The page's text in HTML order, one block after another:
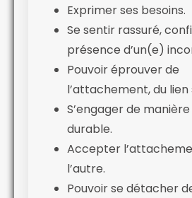
Exprimer ses besoins.
Se sentir rassuré,
présence d’un(e)
Pouvoir éprouver de
l’attachement, du lien
S’engager de
durable.
Accepter
l’autre.
Pouvoir se détacher